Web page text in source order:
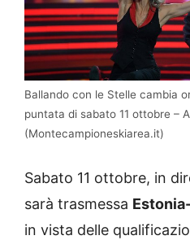
Ballando con le Stelle cambia
puntata di sabato 11 ottobre –
(Montecampioneskiarea.it)
Sabato 11 ottobre, in
sarà trasmessa
in vista delle